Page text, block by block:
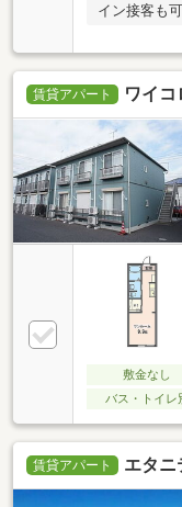
イン接客も
賃貸アパート ワイコ
敷金なし
バス・トイレ
賃貸アパート エタニ